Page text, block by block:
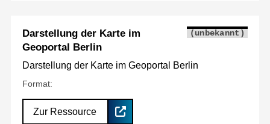
Darstellung der Karte im
Geoportal Berlin
(unbekannt)
Darstellung der Karte im Geoportal Berlin
Format:
Zur Ressource